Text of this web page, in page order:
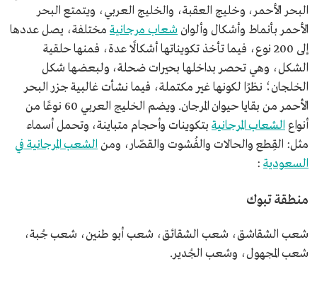
البحر الأحمر، وخليج العقبة، والخليج العربي، ويتمتع البحر
الأحمر بأنماط وأشكال وألوان شعاب مرجانية مختلفة، يصل عددها
إلى 200 نوع، فيما تأخذ تكويناتها أشكالًا عدة، فمنها حلقية
الشكل، وهي تحصر بداخلها بحيرات ضحلة، ولبعضها شكل
الخلجان؛ نظرًا لكونها غير مكتملة، فيما نشأت غالبية جزر البحر
الأحمر من بقايا حيوان المرجان. ويضم الخليج العربي 60 نوعًا من
أنواع الشعاب المرجانية بتكوينات وأحجام متباينة، وتحمل أسماء
مثل: القِطع والحالات والفُشوت والقصّار، ومن الشعب المرجانية في
السعودية :
منطقة تبوك
شعب الشقاشق، شعب الشقائق، شعب أبو طنين، شعب جُبة،
شعب المجهول، وشعب الجُدير.